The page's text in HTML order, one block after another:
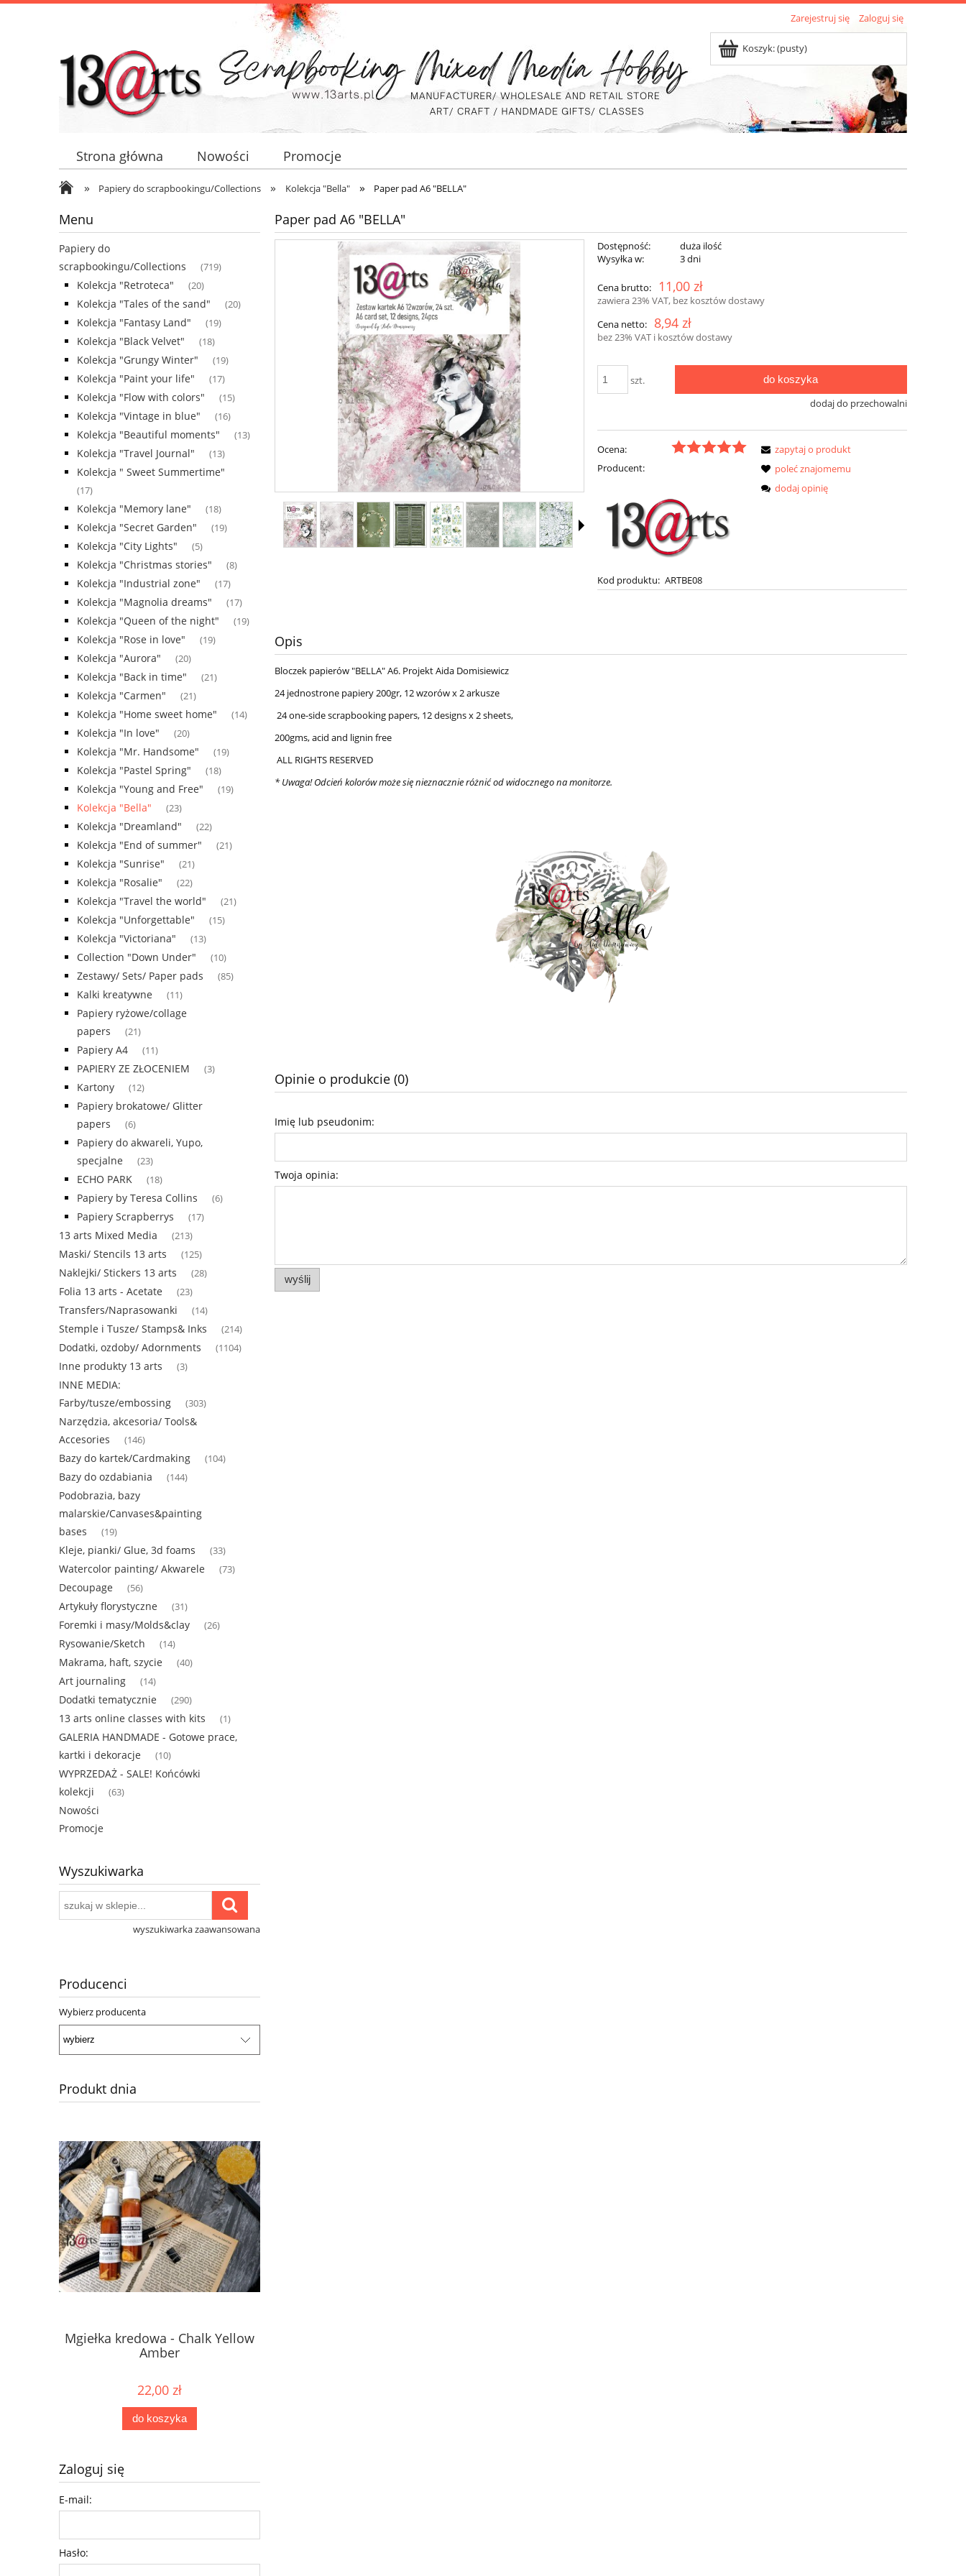
Zarejestruj się Zaloguj się
Koszyk:(pusty)
Strona główna Nowości Promocje
» Papiery do scrapbookingu/Collections » Kolekcja "Bella" » Paper pad A6 "BELLA"
Menu
Papiery do
scrapbookingu/Collections
(719)
Kolekcja "Retroteca" (20)
Kolekcja "Tales of the sand" (20)
Kolekcja "Fantasy Land" (19)
Kolekcja "Black Velvet" (18)
Kolekcja "Grungy Winter" (19)
Kolekcja "Paint your life" (17)
Kolekcja "Flow with colors" (15)
Kolekcja "Vintage in blue" (16)
Kolekcja "Beautiful moments" (13)
Kolekcja "Travel Journal" (13)
Kolekcja " Sweet Summertime"
(17)
Kolekcja "Memory lane" (18)
Kolekcja "Secret Garden" (19)
Kolekcja "City Lights" (5)
Kolekcja "Christmas stories" (8)
Kolekcja "Industrial zone" (17)
Kolekcja "Magnolia dreams" (17)
Kolekcja "Queen of the night" (19)
Kolekcja "Rose in love" (19)
Kolekcja "Aurora" (20)
Kolekcja "Back in time" (21)
Kolekcja "Carmen" (21)
Kolekcja "Home sweet home" (14)
Kolekcja "In love" (20)
Kolekcja "Mr. Handsome" (19)
Kolekcja "Pastel Spring" (18)
Kolekcja "Young and Free" (19)
Kolekcja "Bella" (23)
Kolekcja "Dreamland" (22)
Kolekcja "End of summer" (21)
Kolekcja "Sunrise" (21)
Kolekcja "Rosalie" (22)
Kolekcja "Travel the world" (21)
Kolekcja "Unforgettable" (15)
Kolekcja "Victoriana" (13)
Collection "Down Under" (10)
Zestawy/ Sets/ Paper pads (85)
Kalki kreatywne (11)
Papiery ryżowe/collage
papers
(21)
Papiery A4 (11)
PAPIERY ZE ZŁOCENIEM (3)
Kartony (12)
Papiery brokatowe/ Glitter
papers
(6)
Papiery do akwareli, Yupo,
specjalne
(23)
ECHO PARK (18)
Papiery by Teresa Collins (6)
Papiery Scrapberrys (17)
13 arts Mixed Media (213)
Maski/ Stencils 13 arts (125)
Naklejki/ Stickers 13 arts (28)
Folia 13 arts - Acetate (23)
Transfers/Naprasowanki (14)
Stemple i Tusze/ Stamps& Inks (214)
Dodatki, ozdoby/ Adornments (1104)
Inne produkty 13 arts (3)
INNE MEDIA:
Farby/tusze/embossing
(303)
Narzędzia, akcesoria/ Tools&
Accesories
(146)
Bazy do kartek/Cardmaking (104)
Bazy do ozdabiania (144)
Podobrazia, bazy
malarskie/Canvases&painting
bases
(19)
Kleje, pianki/ Glue, 3d foams (33)
Watercolor painting/ Akwarele (73)
Decoupage (56)
Artykuły florystyczne (31)
Foremki i masy/Molds&clay (26)
Rysowanie/Sketch (14)
Makrama, haft, szycie (40)
Art journaling (14)
Dodatki tematycznie (290)
13 arts online classes with kits (1)
GALERIA HANDMADE - Gotowe prace,
kartki i dekoracje
(10)
WYPRZEDAŻ - SALE! Końcówki
kolekcji
(63)
Nowości
Promocje
Wyszukiwarka
wyszukiwarka zaawansowana
Producenci
Wybierz producenta
Produkt dnia
Mgiełka kredowa - Chalk Yellow
Amber
22,00 zł
do koszyka
Zaloguj się
E-mail:
Hasło:
Paper pad A6 "BELLA"
Dostępność:
duża ilość
Wysyłka w:
3 dni
Cena brutto: 11,00 zł
zawiera 23% VAT, bez kosztów dostawy
Cena netto:
8,94 zł
bez 23% VAT i kosztów dostawy
szt. do koszyka
dodaj do przechowalni
Ocena:
Producent:
Kod produktu: ARTBE08
zapytaj o produkt
poleć znajomemu
dodaj opinię
Opis
Bloczek papierów "BELLA" A6. Projekt Aida Domisiewicz
24 jednostrone papiery 200gr, 12 wzorów x 2 arkusze
24 one-side scrapbooking papers, 12 designs x 2 sheets,
200gms, acid and lignin free
ALL RIGHTS RESERVED
* Uwaga! Odcień kolorów może się nieznacznie różnić od widocznego na monitorze.
Opinie o produkcie (0)
Imię lub pseudonim:
Twoja opinia:
wyślij